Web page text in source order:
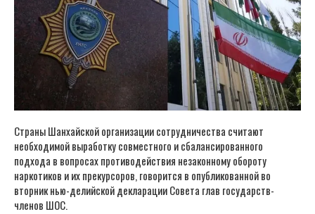
Страны Шанхайской организации сотрудничества считают
необходимой выработку совместного и сбалансированного
подхода в вопросах противодействия незаконному обороту
наркотиков и их прекурсоров, говорится в опубликованной во
вторник нью-делийской декларации Совета глав государств-
членов ШОС.